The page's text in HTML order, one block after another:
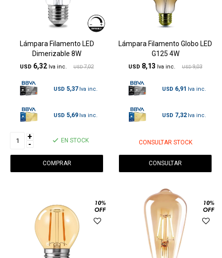
Lámpara Filamento LED
Dimerizable 8W
USD 6,32 USD 7,02
USD 5,37
USD 5,69
+
- EN STOCK
Lámpara Filamento Globo LED
G125 4W
USD 8,13 USD 9,03
USD 6,91
USD 7,32
CONSULTAR STOCK
CONSULTAR